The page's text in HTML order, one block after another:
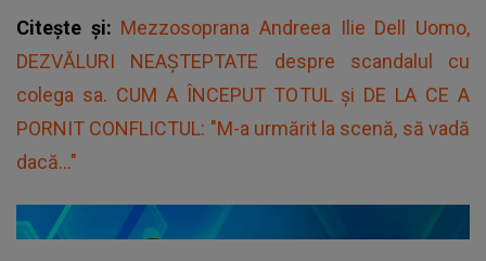
Citește și: Mezzosoprana Andreea Ilie Dell Uomo,
DEZVĂLURI NEAȘTEPTATE despre scandalul cu
colega sa. CUM A ÎNCEPUT TOTUL și DE LA CE A
PORNIT CONFLICTUL: "M-a urmărit la scenă, să vadă
dacă..."